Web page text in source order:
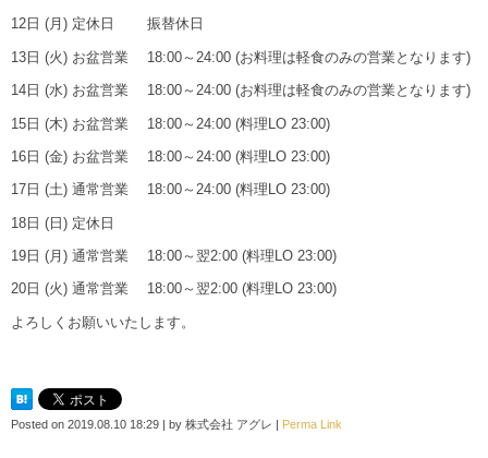
12日 (月) 定休日 振替休日
13日 (火) お盆営業 18:00～24:00 (お料理は軽食のみの営業となります)
14日 (水) お盆営業 18:00～24:00 (お料理は軽食のみの営業となります)
15日 (木) お盆営業 18:00～24:00 (料理LO 23:00)
16日 (金) お盆営業 18:00～24:00 (料理LO 23:00)
17日 (土) 通常営業 18:00～24:00 (料理LO 23:00)
18日 (日) 定休日
19日 (月) 通常営業 18:00～翌2:00 (料理LO 23:00)
20日 (火) 通常営業 18:00～翌2:00 (料理LO 23:00)
よろしくお願いいたします。
Posted on 2019.08.10 18:29 | by 株式会社 アグレ | Perma Link